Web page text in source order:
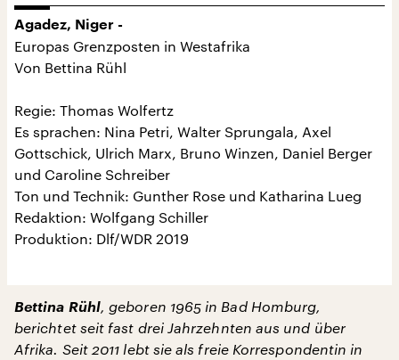
Agadez, Niger -
Europas Grenzposten in Westafrika
Von Bettina Rühl
Regie: Thomas Wolfertz
Es sprachen: Nina Petri, Walter Sprungala, Axel
Gottschick, Ulrich Marx, Bruno Winzen, Daniel Berger
und Caroline Schreiber
Ton und Technik: Gunther Rose und Katharina Lueg
Redaktion: Wolfgang Schiller
Produktion: Dlf/WDR 2019
Bettina Rühl, geboren 1965 in Bad Homburg,
berichtet seit fast drei Jahrzehnten aus und über
Afrika. Seit 2011 lebt sie als freie Korrespondentin in